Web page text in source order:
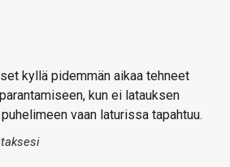
kyllä pidemmän aikaa tehneet
kun ei latauksen
vaan laturissa tapahtuu.